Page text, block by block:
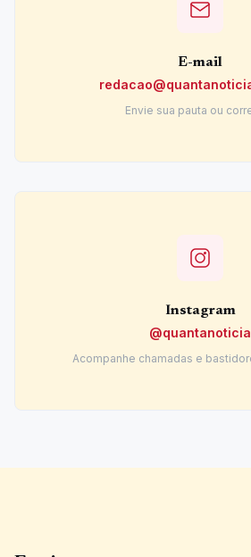
E-mail
Envie sua pauta ou
Instagram
@quantanoticia
Acompanhe chamadas e